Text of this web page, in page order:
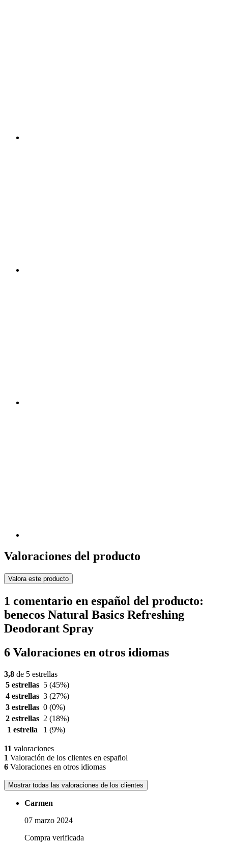
Valoraciones del producto
Valora este producto
1 comentario en español del producto:
benecos Natural Basics Refreshing
Deodorant Spray
6 Valoraciones en otros idiomas
3,8 de 5 estrellas
5 estrellas 5 (45%)
4 estrellas 3 (27%)
3 estrellas 0 (0%)
2 estrellas 2 (18%)
1 estrella
1 (9%)
11 valoraciones
1 Valoración de los clientes en español
6 Valoraciones en otros idiomas
Mostrar todas las valoraciones de los clientes
Carmen
07 marzo 2024
Compra verificada